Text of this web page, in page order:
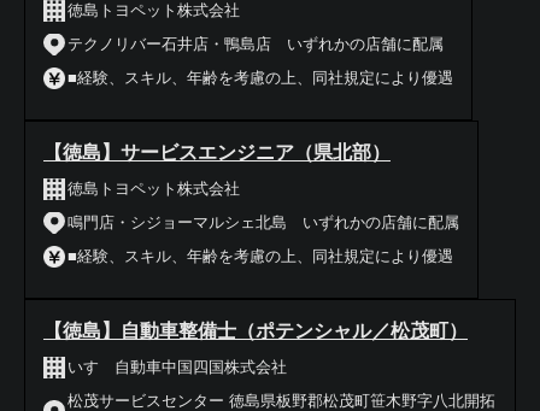
徳島トヨペット株式会社
テクノリバー石井店・鴨島店 いずれかの店舗に配属
■経験、スキル、年齢を考慮の上、同社規定により優遇
【徳島】サービスエンジニア（県北部）
徳島トヨペット株式会社
鳴門店・シジョーマルシェ北島 いずれかの店舗に配属
■経験、スキル、年齢を考慮の上、同社規定により優遇
【徳島】自動車整備士（ポテンシャル／松茂町）
いすゞ自動車中国四国株式会社
松茂サービスセンター 徳島県板野郡松茂町笹木野字八北開拓